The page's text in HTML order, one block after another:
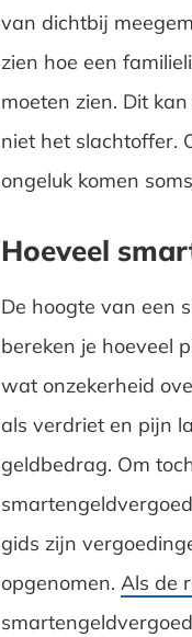
van dichtbij
zien hoe een
moeten zien. Dit
niet het slachtoffer.
ongeluk komen
Hoeveel
De hoogte van een
bereken je hoeveel
wat onzekerheid
als verdriet en pijn
geldbedrag. Om
gids zijn
opgenomen. Als de